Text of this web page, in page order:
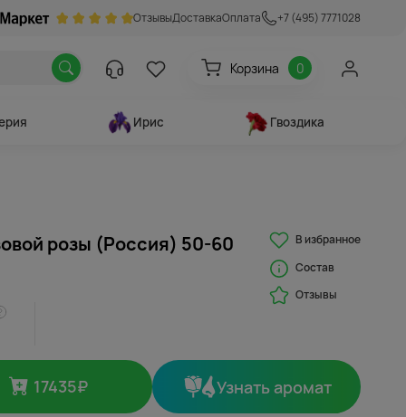
ОтзывыДоставкаОплата +7 (495) 7771028
Корзина 0
Ирис Гвоздика
розы (Россия) 50-60
В избранное
Состав
Отзывы
17435₽ Узнать аромат